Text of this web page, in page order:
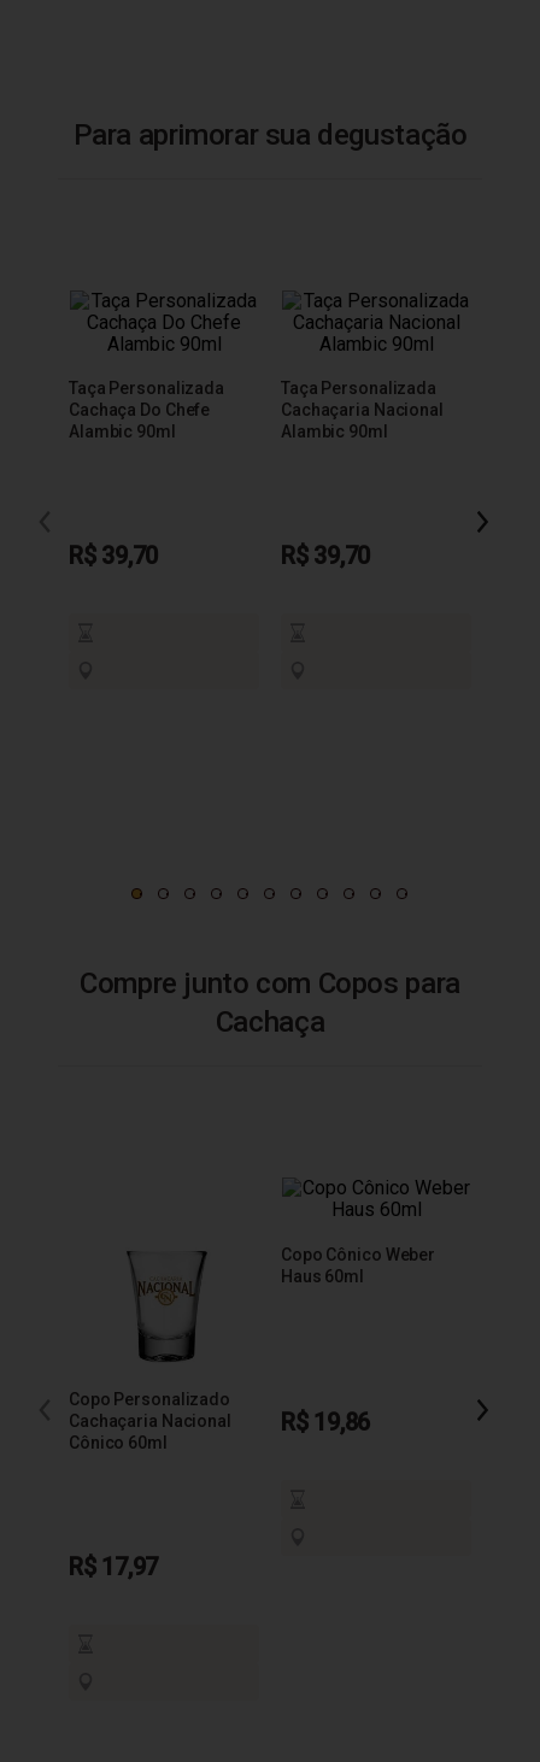
Para aprimorar sua degustação
Taça Personalizada
Cachaça Do Chefe
Alambic 90ml
R$ 39,70
Taça Personalizada
Cachaçaria Nacional
Alambic 90ml
R$ 39,70
Compre junto com Copos para
Cachaça
Copo Personalizado
Cachaçaria Nacional
Cônico 60ml
R$ 17,97
Copo Cônico Weber
Haus 60ml
R$ 19,86